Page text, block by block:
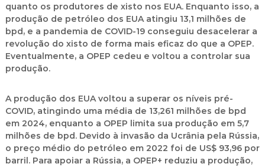
quanto os produtores de xisto nos EUA. Enquanto isso, a
produção de petróleo dos EUA atingiu 13,1 milhões de
bpd, e a pandemia de COVID-19 conseguiu desacelerar a
revolução do xisto de forma mais eficaz do que a OPEP.
Eventualmente, a OPEP cedeu e voltou a controlar sua
produção.
A produção dos EUA voltou a superar os níveis pré-
COVID, atingindo uma média de 13,261 milhões de bpd
em 2024, enquanto a OPEP limita sua produção em 5,7
milhões de bpd. Devido à invasão da Ucrânia pela Rússia,
o preço médio do petróleo em 2022 foi de US$ 93,96 por
barril. Para apoiar a Rússia, a OPEP+ reduziu a produção,